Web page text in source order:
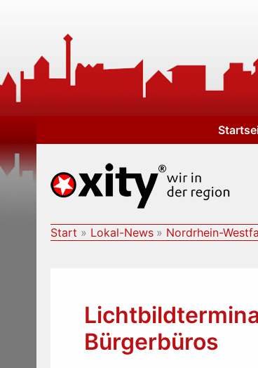
Start Lokal-News Nordrhein-
Bürgerbüros